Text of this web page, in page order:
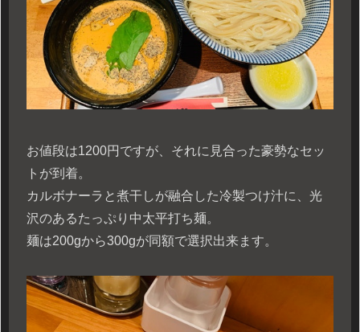
お値段は1200円ですが、それに見合った豪勢なセッ
トが到着。
カルボナーラと煮干しが融合した冷製つけ汁に、光
沢のあるたっぷり中太平打ち麺。
麺は200gから300gが同額で選択出来ます。